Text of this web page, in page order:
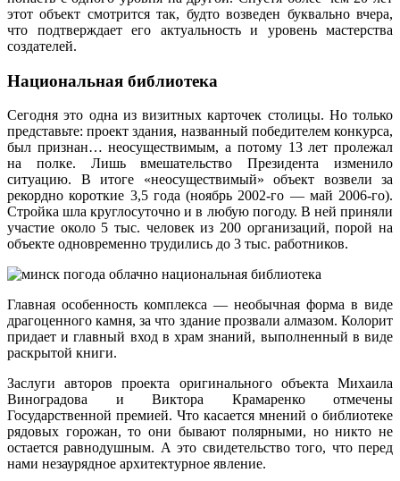
этот объект смотрится так, будто возведен буквально вчера,
что подтверждает его актуальность и уровень мастерства
создателей.
Национальная библиотека
Сегодня это одна из визитных карточек столицы. Но только
представьте: проект здания, названный победителем конкурса,
был признан… неосуществимым, а потому 13 лет пролежал
на полке. Лишь вмешательство Президента изменило
ситуацию. В итоге «неосуществимый» объект возвели за
рекордно короткие 3,5 года (ноябрь 2002-го — май 2006-го).
Стройка шла круглосуточно и в любую погоду. В ней приняли
участие около 5 тыс. человек из 200 организаций, порой на
объекте одновременно трудились до 3 тыс. работников.
Главная особенность комплекса — необычная форма в виде
драгоценного камня, за что здание прозвали алмазом. Колорит
придает и главный вход в храм знаний, выполненный в виде
раскрытой книги.
Заслуги авторов проекта оригинального объекта Михаила
Виноградова и Виктора Крамаренко отмечены
Государственной премией. Что касается мнений о библиотеке
рядовых горожан, то они бывают полярными, но никто не
остается равнодушным. А это свидетельство того, что перед
нами незаурядное архитектурное явление.